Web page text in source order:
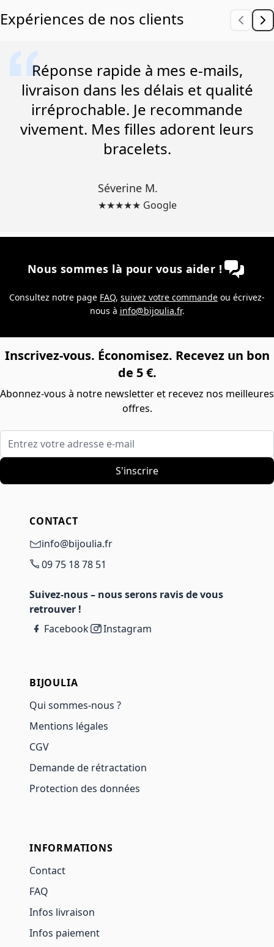
Expériences de nos clients
Réponse rapide à mes e-mails,
livraison dans les délais et qualité
irréprochable. Je recommande
vivement. Mes filles adorent leurs
bracelets.
Séverine M.
★★★★★ Google
Nous sommes là pour vous aider !
Consultez notre page FAQ, suivez votre commande ou écrivez-
nous à info@bijoulia.fr.
Inscrivez-vous. Économisez. Recevez un bon
de 5 €.
Abonnez-vous à notre newsletter et recevez nos meilleures
offres.
Entrez votre adresse e-mail
S'inscrire
CONTACT
info@bijoulia.fr
09 75 18 78 51
Suivez-nous – nous serons ravis de vous
retrouver !
Facebook
Instagram
BIJOULIA
Qui sommes-nous ?
Mentions légales
CGV
Demande de rétractation
Protection des données
INFORMATIONS
Contact
FAQ
Infos livraison
Infos paiement